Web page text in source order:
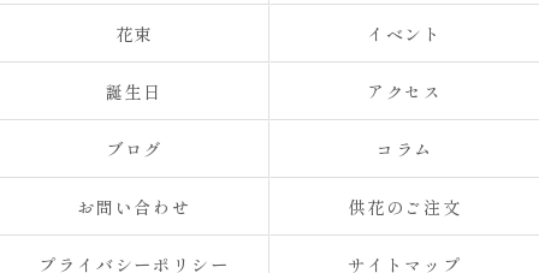
花束 イベント
誕生日 アクセス
ブログ コラム
お問い合わせ 供花のご注文
プライバシーポリシー サイトマップ